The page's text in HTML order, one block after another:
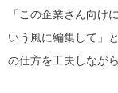
「 この企業さん向け
いう風に編集して 」
の仕方を工夫しなが